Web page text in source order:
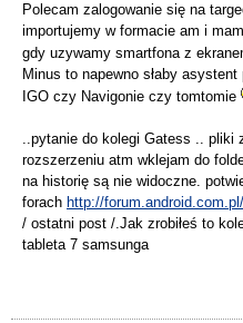
Polecam zalogowanie się na
importujemy w formacie am i
gdy uzywamy smartfona z
Minus to napewno słaby
IGO czy Navigonie czy tomtomie
..pytanie do kolegi Gatess .. pliki
rozszerzeniu atm wklejam do
na historię są nie widoczne.
forach http://
/ ostatni post /.Jak zrobiłeś to
tableta 7 samsunga